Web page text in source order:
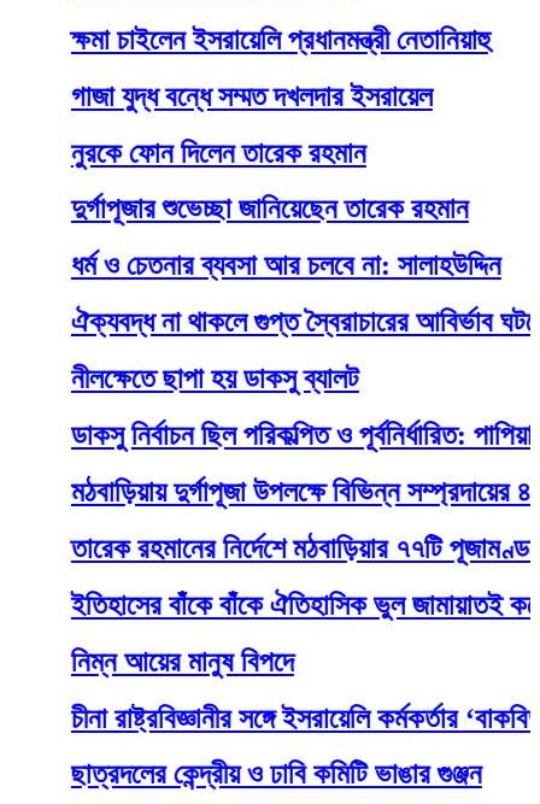
ক্ষমা চাইলেন ইসরায়েলি প্রধানমন্ত্রী নেতানিয়াহু
গাজা যুদ্ধ বন্ধে সম্মত দখলদার ইসরায়েল
নুরকে ফোন দিলেন তারেক রহমান
দুর্গাপূজার শুভেচ্ছা জানিয়েছেন তারেক রহমান
ধর্ম ও চেতনার ব্যবসা আর চলবে না: সালাহউদ্দিন
ঐক্যবদ্ধ না থাকলে গুপ্ত স্বৈরাচারের আবির্ভাব ঘটতে
নীলক্ষেতে ছাপা হয় ডাকসু ব্যালট
ডাকসু নির্বাচন ছিল পরিকল্পিত ও পূর্বনির্ধারিত: পাপিয়া
মঠবাড়িয়ায় দুর্গাপূজা উপলক্ষে বিভিন্ন সম্প্রদায়ের ৪০০
তারেক রহমানের নির্দেশে মঠবাড়িয়ার ৭৭টি পূজামণ্ডপে
ইতিহাসের বাঁকে বাঁকে ঐতিহাসিক ভুল জামায়াতই করে:
নিম্ন আয়ের মানুষ বিপদে
চীনা রাষ্ট্রবিজ্ঞানীর সঙ্গে ইসরায়েলি কর্মকর্তার
ছাত্রদলের কেন্দ্রীয় ও ঢাবি কমিটি ভাঙার গুঞ্জন